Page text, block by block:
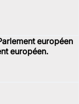
européen
européen.